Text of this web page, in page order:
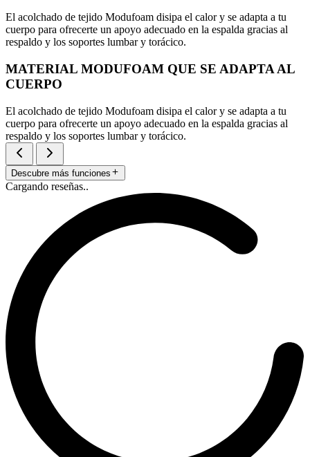
El acolchado de tejido Modufoam disipa el calor y se adapta a tu
cuerpo para ofrecerte un apoyo adecuado en la espalda gracias al
respaldo y los soportes lumbar y torácico.
MATERIAL MODUFOAM QUE SE ADAPTA AL
CUERPO
El acolchado de tejido Modufoam disipa el calor y se adapta a tu
cuerpo para ofrecerte un apoyo adecuado en la espalda gracias al
respaldo y los soportes lumbar y torácico.
Descubre más funciones
Cargando reseñas..